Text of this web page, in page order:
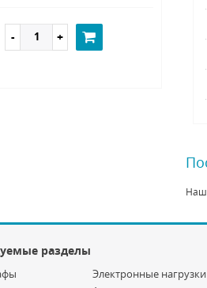
разделы
Электронные нагрузки